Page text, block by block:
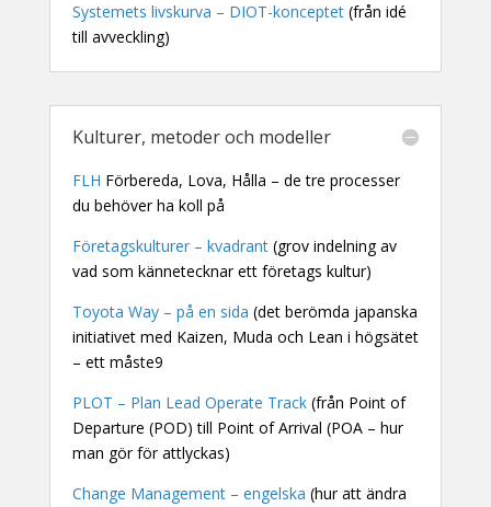
Systemets livskurva – DIOT-konceptet(från idé
till avveckling)
Kulturer, metoder och modeller
FLH Förbereda, Lova, Hålla – de tre processer
du behöver ha koll på
Företagskulturer – kvadrant(grov indelning av
vad som kännetecknar ett företags kultur)
Toyota Way – på en sida (det berömda japanska
initiativet med Kaizen, Muda och Lean i högsätet
– ett måste9
PLOT – Plan Lead Operate Track(från Point of
Departure (POD) till Point of Arrival (POA – hur
man gör för attlyckas)
Change Management – engelska (hur att ändra